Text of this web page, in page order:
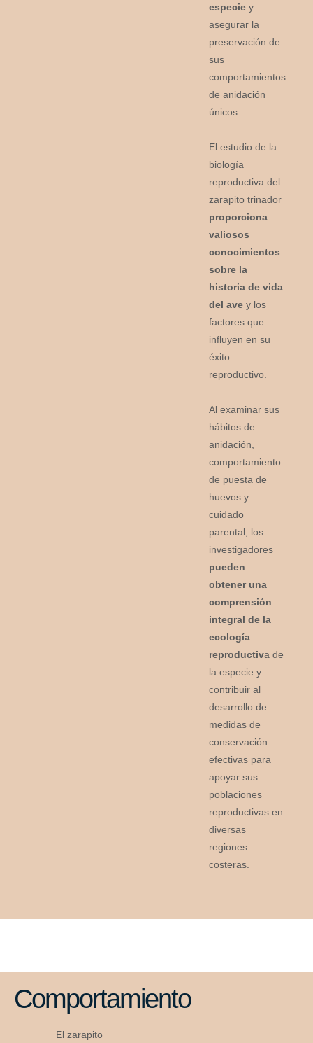
especie y
asegurar la
preservación de
sus
comportamientos
de anidación
únicos.
El estudio de la
biología
reproductiva del
zarapito trinador
proporciona
valiosos
conocimientos
sobre la
historia de vida
del ave y los
factores que
influyen en su
éxito
reproductivo.
Al examinar sus
hábitos de
anidación,
comportamiento
de puesta de
huevos y
cuidado
parental, los
investigadores
pueden
obtener una
comprensión
integral de la
ecología
reproductiva de
la especie y
contribuir al
desarrollo de
medidas de
conservación
efectivas para
apoyar sus
poblaciones
reproductivas en
diversas
regiones
costeras.
Comportamiento
El zarapito